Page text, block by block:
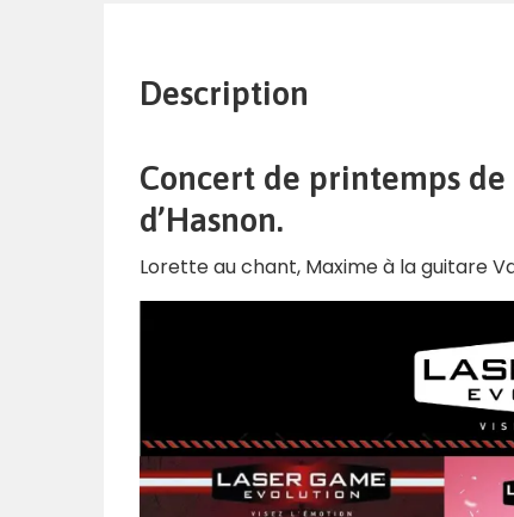
Description
Concert de printemps
d’Hasnon.
Lorette au chant, Maxime à la guitare